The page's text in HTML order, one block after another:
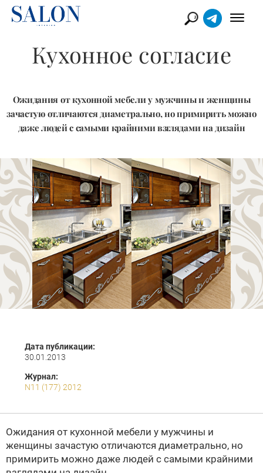
Кухонное согласие
Ожидания от кухонной мебели у мужчины и женщины
зачастую отличаются диаметрально, но примирить можно
даже людей с самыми крайними взглядами на дизайн
Дата публикации:
30.01.2013
Журнал:
N11 (177) 2012
Ожидания от кухонной мебели у мужчины и
женщины зачастую отличаются диаметрально, но
примирить можно даже людей с самыми крайними